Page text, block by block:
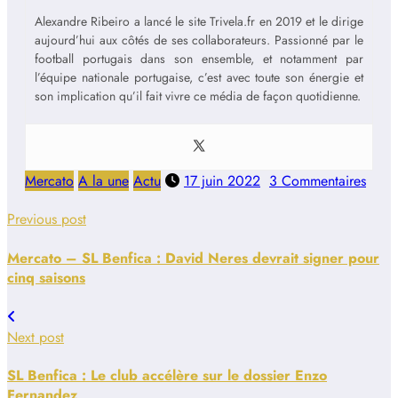
Alexandre Ribeiro a lancé le site Trivela.fr en 2019 et le dirige
aujourd’hui aux côtés de ses collaborateurs. Passionné par le
football portugais dans son ensemble, et notamment par
l’équipe nationale portugaise, c’est avec toute son énergie et
son implication qu’il fait vivre ce média de façon quotidienne.
Mercato A la une Actu 17 juin 2022 3 Commentaires
Previous post
Mercato – SL Benfica : David Neres devrait signer pour
cinq saisons
Next post
SL Benfica : Le club accélère sur le dossier Enzo